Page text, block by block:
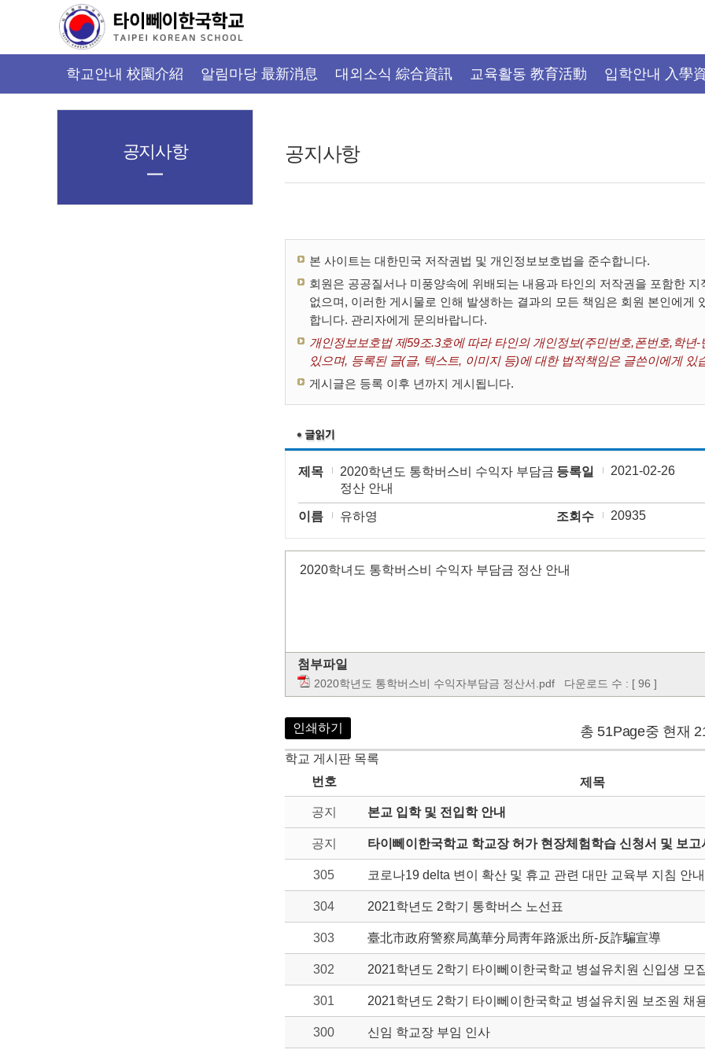
학교안내 校園介紹 알림마당 最新消息 대외소식 綜合資訊 교육활동 教育活動 입학안내 入學
공지사항
본 사이트는 대한민국 저작권법 및 개인정보보호법을 준수합니다.
회원은 공공질서나 미풍양속에 위배되는 내용과 타인의 저작권을 포함한
없으며, 이러한 게시물로 인해 발생하는 결과의 모든 책임은 회원 본인에게
합니다. 관리자에게 문의바랍니다.
개인정보보호법 제59조.3호에 따라 타인의 개인정보(주민번호,폰번호,학
있으며, 등록된 글(글, 텍스트, 이미지 등)에 대한 법적책임은 글쓴이에게 있
게시글은 등록 이후 년까지 게시됩니다.
제목
2020학년도 통학버스비 수익자 부담금
정산 안내
등록일 2021-02-26
이름 유하영 조회수 20935
2020학녀도 통학버스비 수익자 부담금 정산 안내
첨부파일
2020학년도 통학버스비 수익자부담금 정산서.pdf 다운로드 수 : [ 96 ]
인쇄하기 총 51Page중 현재
학교 게시판 목록
번호
제목
공지 본교 입학 및 전입학 안내
공지 타이뻬이한국학교 학교장 허가 현장체험학습 신청서 및 보고
305 코로나19 delta 변이 확산 및 휴교 관련 대만 교육부 지침 안내
304 2021학년도 2학기 통학버스 노선표
303 臺北市政府警察局萬華分局靑年路派出所-反詐騙宣導
302 2021학년도 2학기 타이뻬이한국학교 병설유치원 신입생 모
301 2021학년도 2학기 타이뻬이한국학교 병설유치원 보조원 채
300 신임 학교장 부임 인사
공지사항